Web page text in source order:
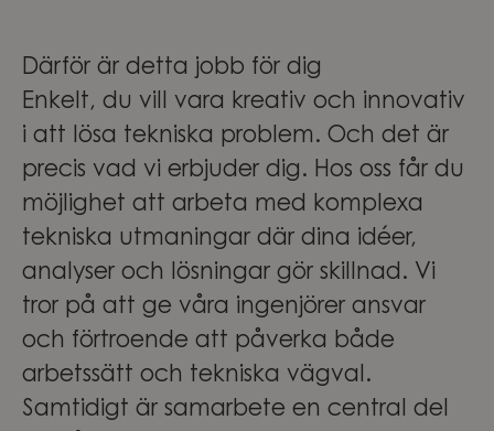
Därför är detta jobb för dig
Enkelt, du vill vara kreativ och innovativ
i att lösa tekniska problem. Och det är
precis vad vi erbjuder dig. Hos oss får du
möjlighet att arbeta med komplexa
tekniska utmaningar där dina idéer,
analyser och lösningar gör skillnad. Vi
tror på att ge våra ingenjörer ansvar
och förtroende att påverka både
arbetssätt och tekniska vägval.
Samtidigt är samarbete en central del